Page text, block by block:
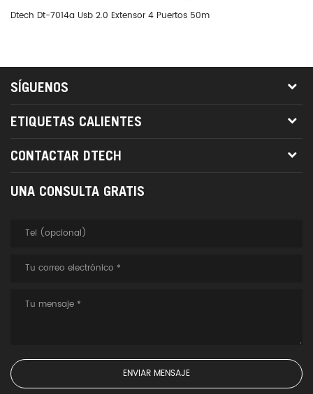
Dtech Dt-7014a Usb 2.0 Extensor 4 Puertos 50m
SÍGUENOS
ETIQUETAS CALIENTES
CONTACTAR DTECH
UNA CONSULTA GRATIS